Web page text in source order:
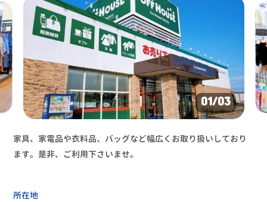
01/03
家具、家電品や衣料品、バッグなど幅広くお取り扱いしており
ます。是非、ご利用下さいませ。
所在地